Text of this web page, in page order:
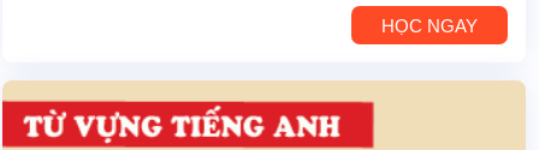
HỌC NGAY